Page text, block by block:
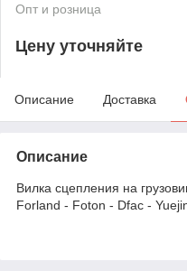
Опт и розница
Цену уточняйте
Описание Доставка
Описание
Вилка сцепления на
Forland - Foton - Dfac -